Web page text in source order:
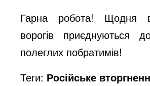
Гарна робота! Щодня
ворогів приєднуються
полеглих побратимів!
Теги: Російське